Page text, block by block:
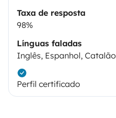
Taxa de resposta
98%
Línguas faladas
Inglês, Espanhol, Catalão
Perfil certificado